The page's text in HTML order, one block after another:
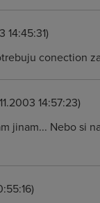
14:45:31)
conection
14:57:23)
jinam... Nebo si